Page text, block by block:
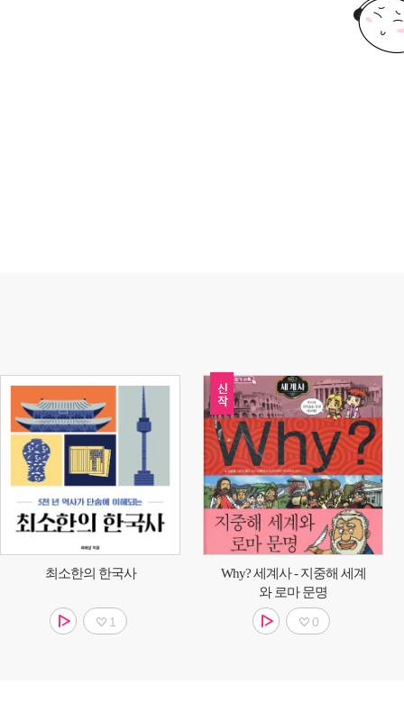
최소한의 한국사
1
Why? 세계사 - 지중해 세계
와 로마 문명
0